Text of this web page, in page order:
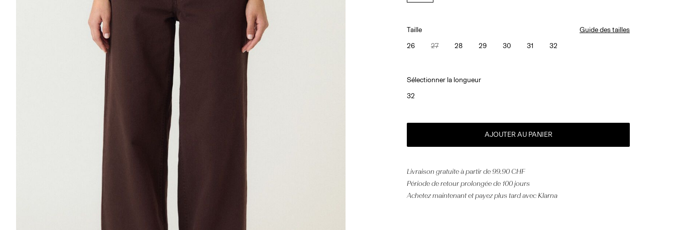
Taille
Guide des tailles
26
27 28 29 30 31 32
Sélectionner la longueur
32
AJOUTER AU PANIER
Livraison gratuite à partir de 99.90 CHF
Période de retour prolongée de 100 jours
Achetez maintenant et payez plus tard avec Klarna